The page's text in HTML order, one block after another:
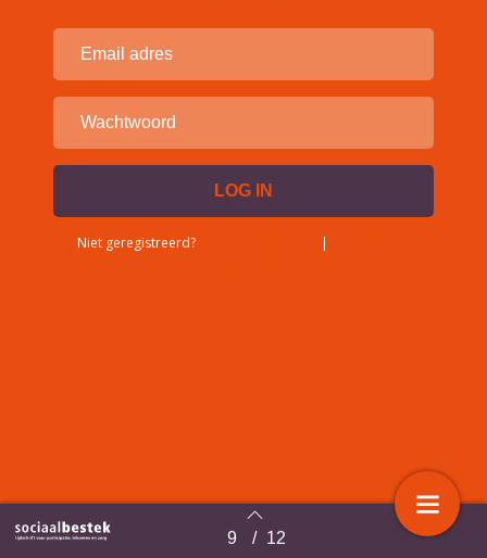
Terug naar overzicht 9 / 12
Niet geregistreerd? |